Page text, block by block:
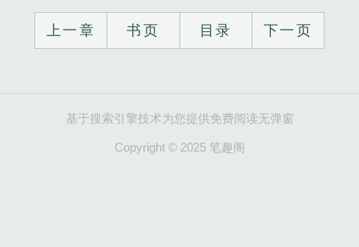
上一章 书页 目录 下一页
基于搜索引擎技术为您提供免费阅读无弹窗
Copyright © 2025 笔趣阁